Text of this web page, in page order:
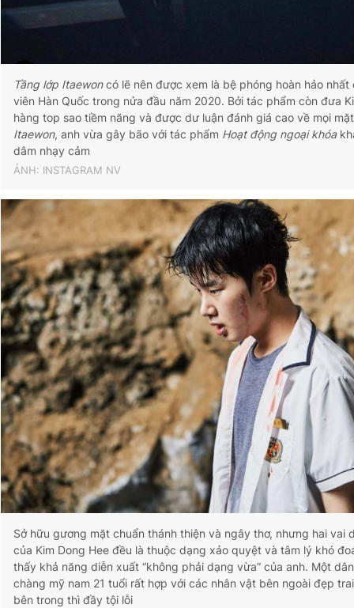
Tầng lớp Itaewoncó lẽ nên được xem là bệ phóng hoàn hảo nhất
viên Hàn Quốc trong nửa đầu năm 2020. Bởi tác phẩm còn đưa
hàng top sao tiềm năng và được dư luận đánh giá cao về mọi
Itaewon, anh vừa gây bão với tác phẩm Hoạt động ngoại khóa
dâm nhạy cảm
ẢNH: INSTAGRAM NV
Sở hữu gương mặt chuẩn thánh thiện và ngây thơ, nhưng hai vai
của Kim Dong Hee đều là thuộc dạng xảo quyệt và tâm lý khó
thấy khả năng diễn xuất “không phải dạng vừa” của anh. Một
chàng mỹ nam 21 tuổi rất hợp với các nhân vật bên ngoài đẹp
bên trong thì đầy tội lỗi